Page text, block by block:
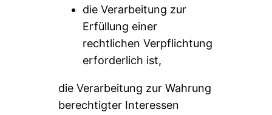
die Verarbeitung zur
Erfüllung einer
rechtlichen Verpflichtung
erforderlich ist,
die Verarbeitung zur Wahrung
berechtigter Interessen